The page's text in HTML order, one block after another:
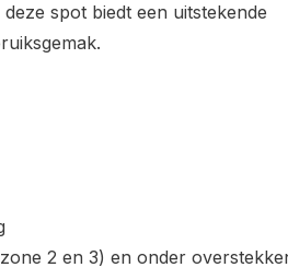
spot biedt een uitstekende
2 en 3) en onder